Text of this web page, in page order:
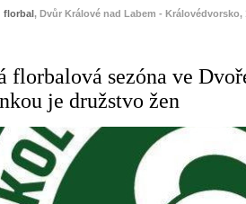
florbal, Dvůr Králové nad Labem - Královédvorsko,
florbalová sezóna ve
je družstvo žen